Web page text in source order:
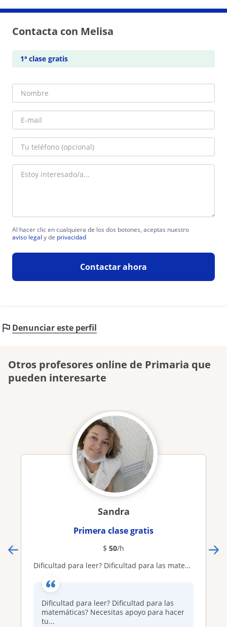
Contacta con Melisa
1ª clase gratis
Al hacer clic en cualquiera de los dos botones, aceptas nuestro
aviso legal y de privacidad
Contactar ahora
Denunciar este perfil
Otros profesores online de Primaria que
pueden interesarte
Sandra
Primera clase gratis
$ 50/h
Dificultad para leer? Dificultad para las matemáticas? Necesitas apoyo para hacer tus deberes? Voy a po...donde estés allí voy 🙂
Dificultad para leer? Dificultad para las
matemáticas? Necesitas apoyo para hacer
tu...